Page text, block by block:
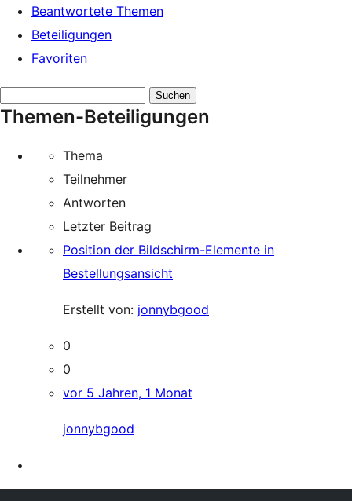
Beantwortete Themen
Beteiligungen
Favoriten
suchen:
Themen-Beteiligungen
Thema
Teilnehmer
Antworten
Letzter Beitrag
Position der Bildschirm-Elemente in
Bestellungsansicht
Erstellt von: jonnybgood
0
0
vor 5 Jahren, 1 Monat
jonnybgood